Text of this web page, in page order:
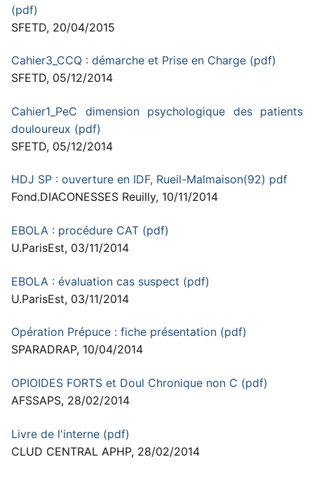
(pdf)
SFETD, 20/04/2015
Cahier3_CCQ : démarche et Prise en Charge (pdf)
SFETD, 05/12/2014
Cahier1_PeC dimension psychologique des patients
douloureux (pdf)
SFETD, 05/12/2014
HDJ SP : ouverture en IDF, Rueil-Malmaison(92) pdf
Fond.DIACONESSES Reuilly, 10/11/2014
EBOLA : procédure CAT (pdf)
U.ParisEst, 03/11/2014
EBOLA : évaluation cas suspect (pdf)
U.ParisEst, 03/11/2014
Opération Prépuce : fiche présentation (pdf)
SPARADRAP, 10/04/2014
OPIOIDES FORTS et Doul Chronique non C (pdf)
AFSSAPS, 28/02/2014
Livre de l'interne (pdf)
CLUD CENTRAL APHP, 28/02/2014